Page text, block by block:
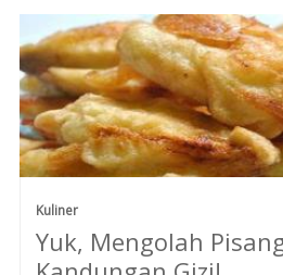
Kuliner
Yuk, Mengolah